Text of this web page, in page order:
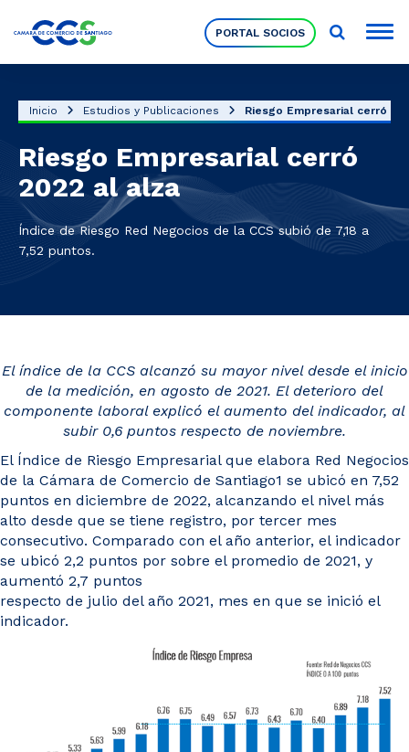
PORTAL SOCIOS
Nuestra Institución
Pilares Estratégicos
Noticias y Estudios
CAM Santiago
Unidades de Servicios
Inicio Estudios y Publicaciones Riesgo Empresarial cerró
Riesgo Empresarial cerró
2022 al alza
Índice de Riesgo Red Negocios de la CCS subió de 7,18 a
7,52 puntos.
El índice de la CCS alcanzó su mayor nivel desde el inicio
de la medición, en agosto de 2021. El deterioro del
componente laboral explicó el aumento del indicador, al
subir 0,6 puntos respecto de noviembre.
El Índice de Riesgo Empresarial que elabora Red Negocios
de la Cámara de Comercio de Santiago1 se ubicó en 7,52
puntos en diciembre de 2022, alcanzando el nivel más
alto desde que se tiene registro, por tercer mes
consecutivo. Comparado con el año anterior, el indicador
se ubicó 2,2 puntos por sobre el promedio de 2021, y
aumentó 2,7 puntos
respecto de julio del año 2021, mes en que se inició el
indicador.